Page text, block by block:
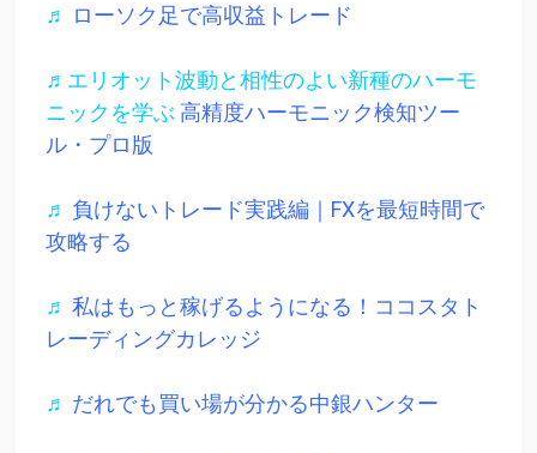
♬ ローソク足で高収益トレード
♬エリオット波動と相性のよい新種のハーモ
ニックを学ぶ 高精度ハーモニック検知ツー
ル・プロ版
♬ 負けないトレード実践編｜FXを最短時間で
攻略する
♬ 私はもっと稼げるようになる！ココスタト
レーディングカレッジ
♬ だれでも買い場が分かる中銀ハンター